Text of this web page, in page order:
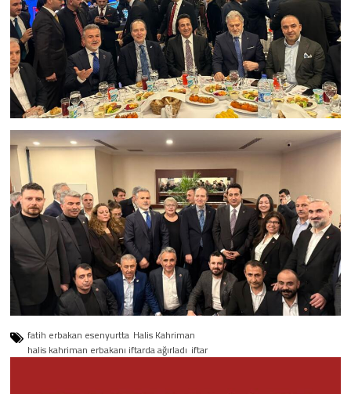
fatih erbakan esenyurtta Halis Kahriman
halis kahriman erbakanı iftarda ağırladı iftar